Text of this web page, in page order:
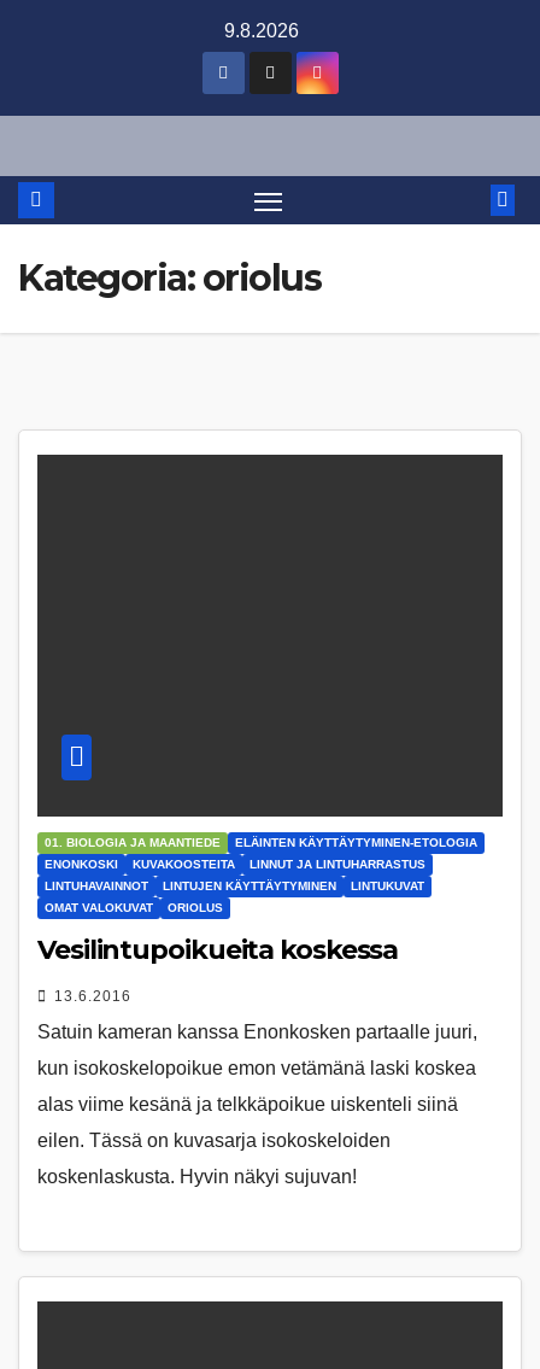
9.8.2026
Kategoria:oriolus
01. BIOLOGIA JA MAANTIEDE
ELÄINTEN KÄYTTÄYTYMINEN-ETOLOGIA
ENONKOSKI
KUVAKOOSTEITA
LINNUT JA LINTUHARRASTUS
LINTUHAVAINNOT
LINTUJEN KÄYTTÄYTYMINEN
LINTUKUVAT
OMAT VALOKUVAT
ORIOLUS
Vesilintupoikueita koskessa
13.6.2016
Satuin kameran kanssa Enonkosken partaalle juuri,
kun isokoskelopoikue emon vetämänä laski koskea
alas viime kesänä ja telkkäpoikue uiskenteli siinä
eilen. Tässä on kuvasarja isokoskeloiden
koskenlaskusta. Hyvin näkyi sujuvan!